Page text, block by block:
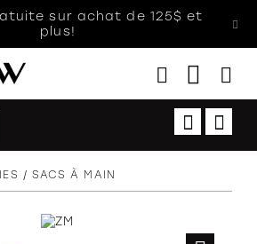
sur achat de 125$ et
plus!
Femmes
Enfants
SACS À MAIN